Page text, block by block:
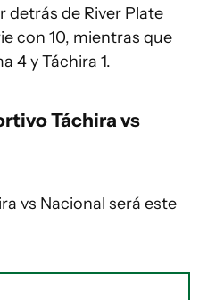
detrás de River Plate
con 10, mientras que
4 y Táchira 1.
Táchira vs
vs Nacional será este